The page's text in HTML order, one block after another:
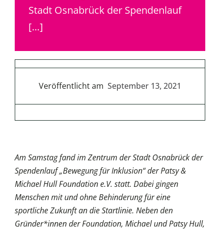
Stadt Osnabrück der Spendenlauf
[…]
Veröffentlicht am September 13, 2021
Am Samstag fand im Zentrum der Stadt Osnabrück der
Spendenlauf „Bewegung für Inklusion“ der Patsy &
Michael Hull Foundation e.V. statt. Dabei gingen
Menschen mit und ohne Behinderung für eine
sportliche Zukunft an die Startlinie. Neben den
Gründer*innen der Foundation, Michael und Patsy Hull,